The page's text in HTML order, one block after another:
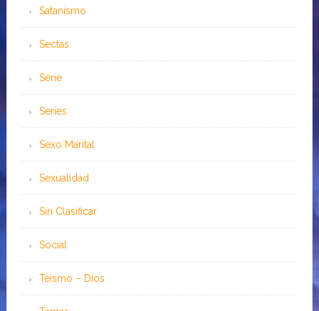
Satanismo
Sectas
Serie
Series
Sexo Marital
Sexualidad
Sin Clasificar
Social
Teísmo – Dios